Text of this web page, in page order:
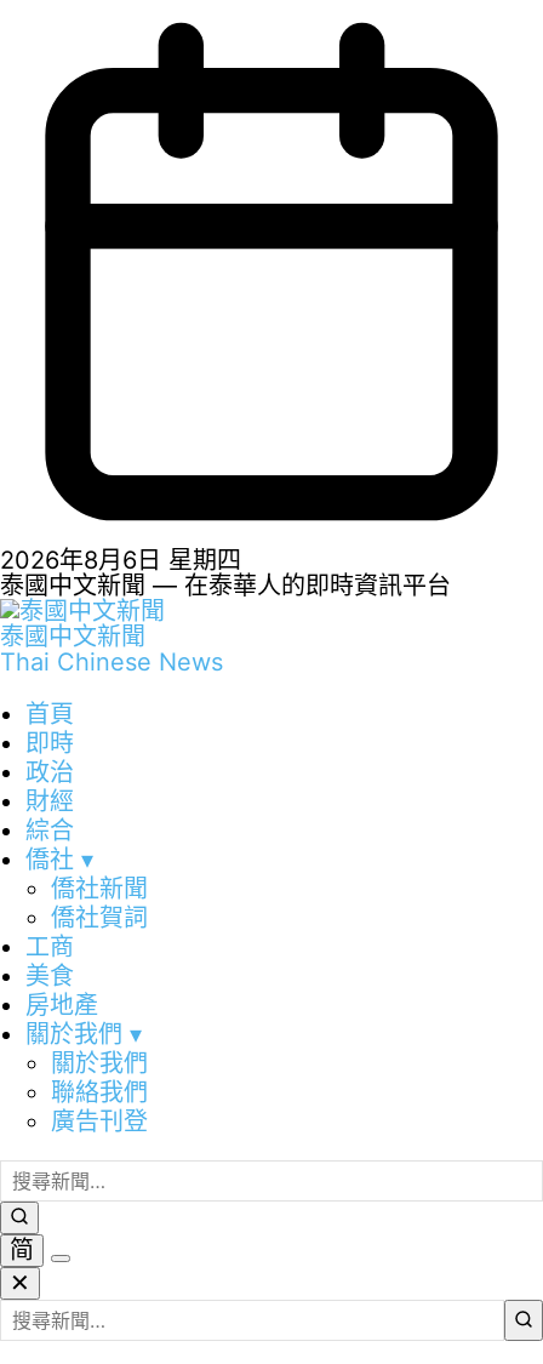
2026年8月6日 星期四
泰國中文新聞 — 在泰華人的即時資訊平台
泰國中文新聞
Thai Chinese News
首頁
即時
政治
財經
綜合
僑社 ▾
僑社新聞
僑社賀詞
工商
美食
房地產
關於我們 ▾
關於我們
聯絡我們
廣告刊登
简
✕